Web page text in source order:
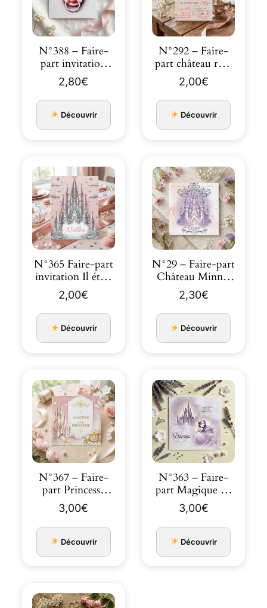
N°388 – Faire-
part invitation
Princesse château
…
2,80€
Découvrir
N°292 – Faire-
part château rose
naissance ou Ba…
2,00€
Découvrir
N°365 Faire-part
invitation Il était
une fois une pri…
2,00€
Découvrir
N°29 – Faire-part
Château Minnie
princesse Parme
pastel
2,30€
Découvrir
N°367 – Faire-
part Princesse
château rose et
doré
3,00€
Découvrir
N°363 – Faire-
part Magique au
Château et fée
pa…
3,00€
Découvrir